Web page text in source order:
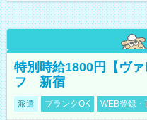
特別時給1800円【ヴ
フ 新宿
派遣 ブランクOK WEB登録・